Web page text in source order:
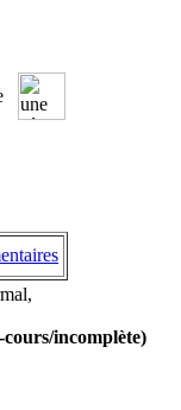
cours/incomplète)